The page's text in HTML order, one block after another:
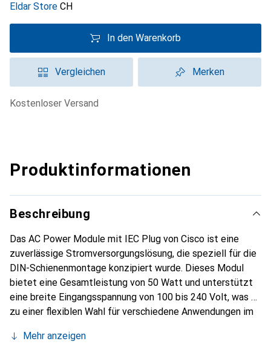
Eldar Store CH
In den Warenkorb
Vergleichen Merken
kostenloser Versand
Produktinformationen
Beschreibung
Das AC Power Module mit IEC Plug von Cisco ist eine
zuverlässige Stromversorgungslösung, die speziell für die
DIN-Schienenmontage konzipiert wurde. Dieses Modul
bietet eine Gesamtleistung von 50 Watt und unterstützt
eine breite Eingangsspannung von 100 bis 240 Volt, was es
zu einer flexiblen Wahl für verschiedene Anwendungen im
zwischen Ausfällen (MTBF) von über 1,6 Millionen Stunden
Mehr anzeigen